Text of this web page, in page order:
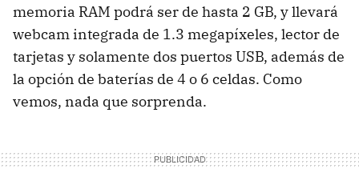
memoria RAM podrá ser de hasta 2 GB, y llevará
webcam integrada de 1.3 megapíxeles, lector de
tarjetas y solamente dos puertos USB, además de
la opción de baterías de 4 o 6 celdas. Como
vemos, nada que sorprenda.